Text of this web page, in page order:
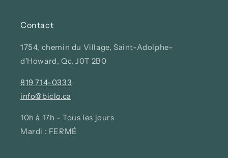
Contact
1754, chemin du Village, Saint-Adolphe-
d'Howard, Qc, J0T 2B0
819 714-0333
info@biclo.ca
10h à 17h - Tous les jours
Mardi : FERMÉ